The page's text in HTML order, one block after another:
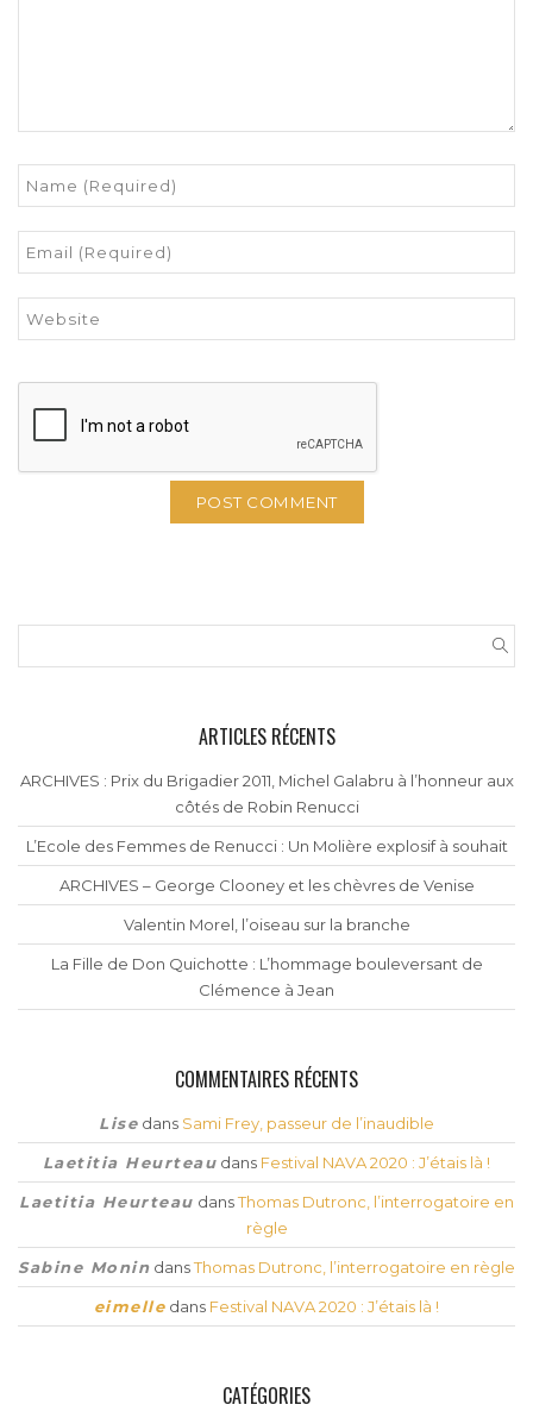
ARTICLES RÉCENTS
ARCHIVES : Prix du Brigadier 2011, Michel Galabru à l’honneur aux
côtés de Robin Renucci
L’Ecole des Femmes de Renucci : Un Molière explosif à souhait
ARCHIVES – George Clooney et les chèvres de Venise
Valentin Morel, l’oiseau sur la branche
La Fille de Don Quichotte : L’hommage bouleversant de
Clémence à Jean
COMMENTAIRES RÉCENTS
Lise dans Sami Frey, passeur de l’inaudible
Laetitia Heurteau dans Festival NAVA 2020 : J’étais là !
Laetitia Heurteau dansThomas Dutronc, l’interrogatoire en
règle
Sabine Monin dansThomas Dutronc, l’interrogatoire en règle
eimelle dans Festival NAVA 2020 : J’étais là !
CATÉGORIES